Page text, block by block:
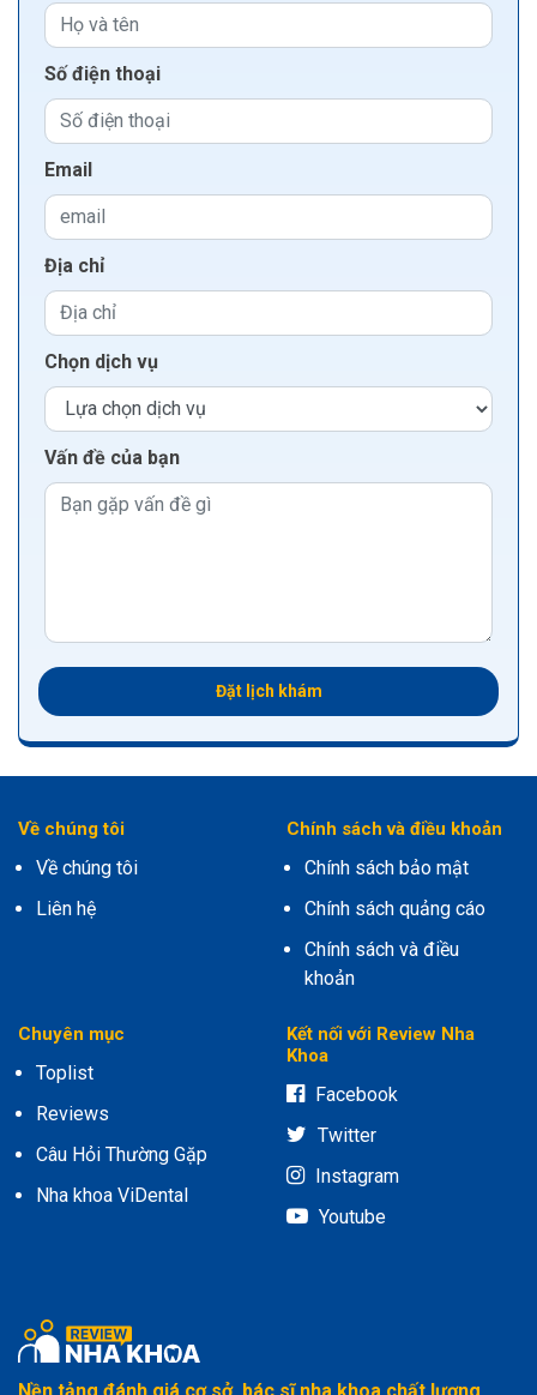
Số điện thoại
Email
Địa chỉ
Chọn dịch vụ
Vấn đề của bạn
Đặt lịch khám
Về chúng tôi
Về chúng tôi
Liên hệ
Chính sách và điều khoản
Chính sách bảo mật
Chính sách quảng cáo
Chính sách và điều
khoản
Chuyên mục
Toplist
Reviews
Câu Hỏi Thường Gặp
Nha khoa ViDental
Kết nối với Review Nha
Khoa
Facebook
Twitter
Instagram
Youtube